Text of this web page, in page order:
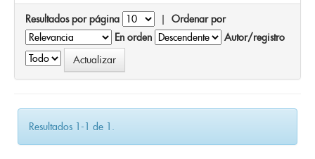
Resultados por página | Ordenar por
En orden
Autor/registro
Resultados 1-1 de 1.